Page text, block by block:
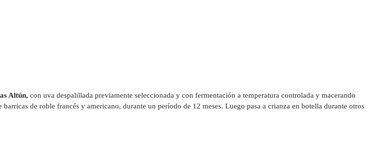
Altún, con uva despalillada previamente seleccionada y con fermentación a temperatura controlada y macerando
de roble francés y americano, durante un período de 12 meses. Luego pasa a crianza en botella durante otros